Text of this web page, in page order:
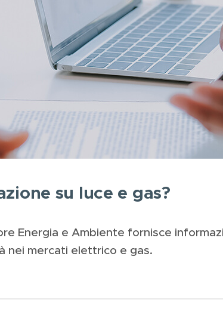
su luce e gas?
Energia e Ambiente fornisce
nei mercati elettrico e gas.